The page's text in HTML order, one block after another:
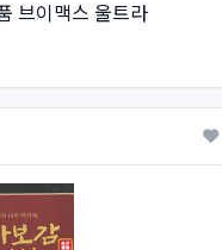
브이맥스 울트라